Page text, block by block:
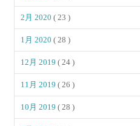
2月 2020( 23 )
1月 2020( 28 )
12月 2019( 24 )
11月 2019( 26 )
10月 2019( 28 )